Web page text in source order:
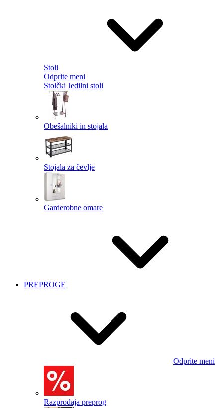
Stoli
Odprite meni
Stolčki Jedilni stoli
Obešalniki in stojala
Stojala za čevlje
Garderobne omare
PREPROGE
Odprite meni
Razprodaja preprog